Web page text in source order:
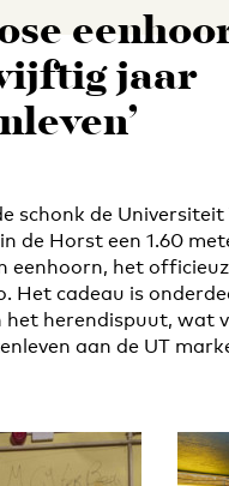
jaar
schonk de
de Horst een 1.60
eenhoorn, het
Het cadeau is
herendispuut, wat
aan de UT